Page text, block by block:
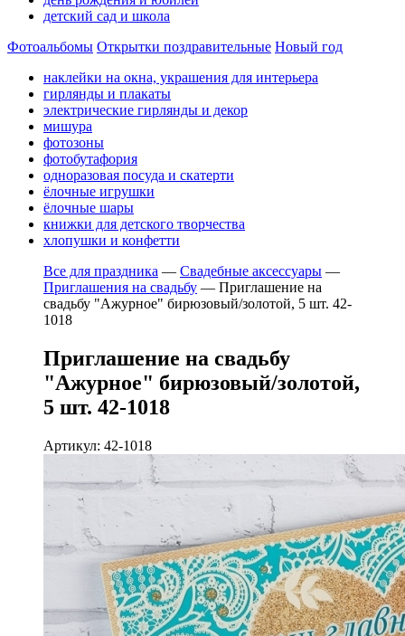
детский сад и школа
Фотоальбомы Открытки поздравительные Новый год
наклейки на окна, украшения для интерьера
гирлянды и плакаты
электрические гирлянды и декор
мишура
фотозоны
фотобутафория
одноразовая посуда и скатерти
ёлочные игрушки
ёлочные шары
книжки для детского творчества
хлопушки и конфетти
Все для праздника — Свадебные аксессуары —
Приглашения на свадьбу — Приглашение на
свадьбу "Ажурное" бирюзовый/золотой, 5 шт. 42-
1018
Приглашение на свадьбу
"Ажурное" бирюзовый/золотой,
5 шт. 42-1018
Артикул: 42-1018